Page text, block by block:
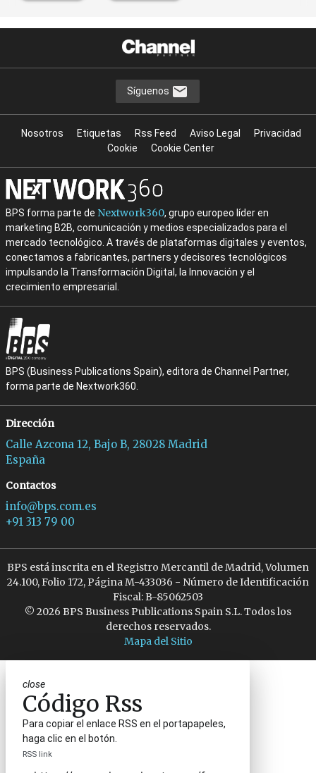
Síguenos
Nosotros Etiquetas Rss Feed Aviso Legal
Privacidad
Cookie
Cookie Center
BPS forma parte de Nextwork360, grupo europeo líder en
marketing B2B, comunicación y medios especializados para el
mercado tecnológico. A través de plataformas digitales y eventos,
conectamos a fabricantes, partners y decisores tecnológicos
impulsando la Transformación Digital, la Innovación y el
crecimiento empresarial.
BPS (Business Publications Spain), editora de Channel Partner,
forma parte de Nextwork360.
Dirección
Calle Azcona 12, Bajo B, 28028 Madrid
España
Contactos
info@bps.com.es
+91 313 79 00
BPS está inscrita en el Registro Mercantil de Madrid, Volumen
24.100, Folio 172, Página M-433036 - Número de Identificación
Fiscal: B-85062503
© 2026 BPS Business Publications Spain S.L. Todos los
derechos reservados.
Mapa del Sitio
close
Código Rss
Para copiar el enlace RSS en el portapapeles,
haga clic en el botón.
RSS link